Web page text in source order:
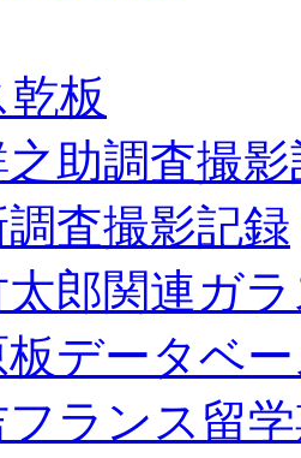
板
之助調査撮
査撮影記録
郎関連ガ
データベ
ランス留